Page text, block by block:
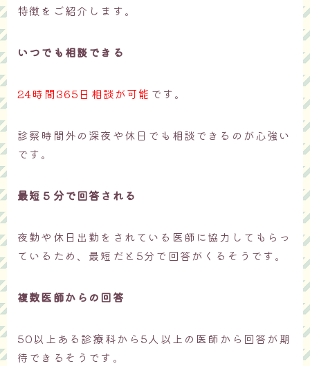
特徴をご紹介します。
いつでも相談できる
24時間365日相談が可能 です。
診察時間外の深夜や休日でも相談できるのが心強い
です。
最短５分で回答される
夜勤や休日出勤をされている医師に協力してもらっ
ているため、最短だと5分で回答がくるそうです。
複数医師からの回答
50以上ある診療科から5人以上の医師から回答が期
待できるそうです。